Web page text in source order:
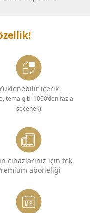
içerik
tema gibi 1000’den fazla
seçenek)
cihazlarınız için tek
aboneliği